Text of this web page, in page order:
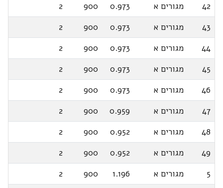
42
מגורים א 0.973
900
2
43
מגורים א 0.973
900
2
44
מגורים א 0.973
900
2
45
מגורים א 0.973
900
2
46
מגורים א 0.973
900
2
47
מגורים א 0.959
900
2
48
מגורים א 0.952
900
2
49
מגורים א 0.952
900
2
5
מגורים א 1.196
900
2